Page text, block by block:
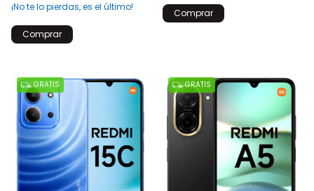
¡No te lo pierdas, es el último!
Comprar
Comprar
GRATIS GRATIS